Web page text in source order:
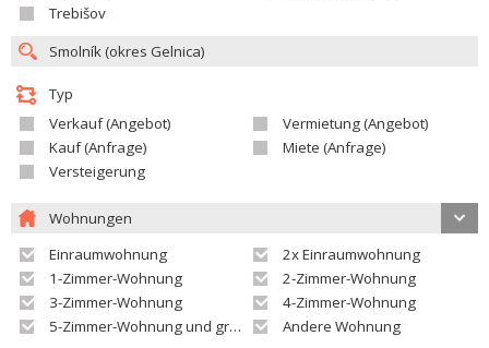
Trebišov
Typ
Verkauf (Angebot)
Vermietung (Angebot)
Kauf (Anfrage)
Miete (Anfrage)
Versteigerung
Wohnungen
Einraumwohnung
2x Einraumwohnung
1-Zimmer-Wohnung
2-Zimmer-Wohnung
3-Zimmer-Wohnung
4-Zimmer-Wohnung
5-Zimmer-Wohnung und größer
Andere Wohnung